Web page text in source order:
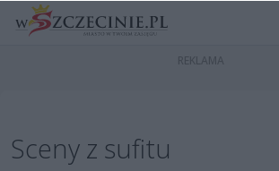
Sceny z sufitu